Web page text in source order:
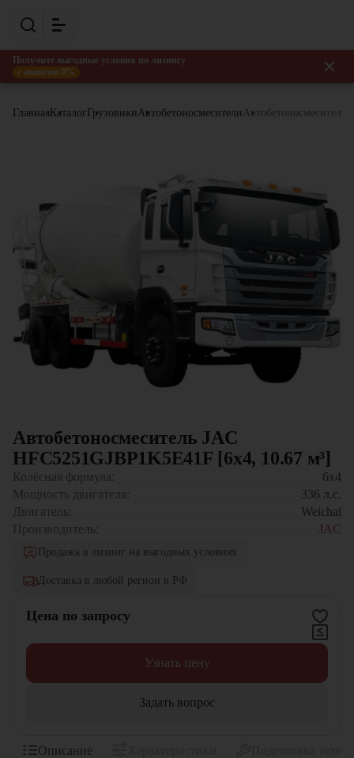
Получите выгодные условия по лизингу
с авансом 0%
Главная Каталог ГрузовикиАвтобетоносмесители
Автобетоносмеситель JAC
HFC5251GJBP1K5E41F [6x4, 10.67 м³]
Колёсная формула:
6x4
Мощность двигателя:
336 л.с.
Двигатель:
Weichai
Производитель:
JAC
Продажа в лизинг на выгодных условиях
Доставка в любой регион в РФ
Цена по запросу
Узнать цену
Задать вопрос
Описание